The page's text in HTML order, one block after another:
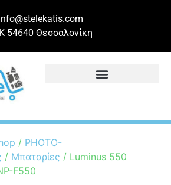
54640 Θεσσαλονίκη
/ PHOTO-
/ Μπαταρίες / Luminus 550
F550